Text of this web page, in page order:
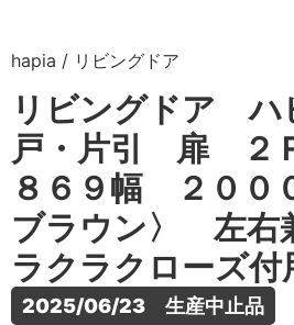
hapia / リビングドア
リビングドア
戸・片引 扉 ２
８６９幅 ２０
ブラウン〉 左
ラクラクローズ付
2025/06/23　生産中止品